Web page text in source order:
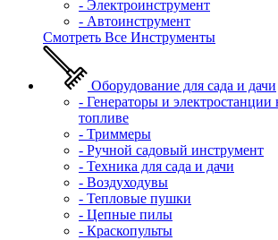
- Электроинструмент
- Автоинструмент
Смотреть Все Инструменты
Оборудование для сада и дачи
- Генераторы и
топливе
- Триммеры
- Ручной садовый инструмент
- Техника для сада и дачи
- Воздуходувы
- Тепловые пушки
- Цепные пилы
- Краскопульты